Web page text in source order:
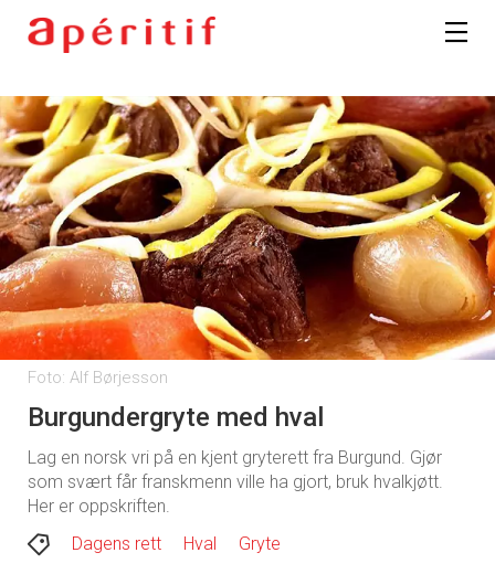
Foto: Alf Børjesson
Burgundergryte med hval
Lag en norsk vri på en kjent gryterett fra Burgund. Gjør
som svært får franskmenn ville ha gjort, bruk hvalkjøtt.
Her er oppskriften.
Dagens rett
Hval Gryte